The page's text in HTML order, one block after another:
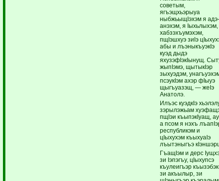
советым,
ягъэщхьэрыуа
ныбжьыщIэхэм я
анэхэм, я Iыхьлыхэм,
хабзэхъумэхэм,
пщIэшхуэ зиIэ
абы и лъэныкъуэкIэ
куэд дыдэ
яхузэфIэкIынущ.
жыпIэмэ, щытыкIэр
зыхуэдэм,
псэукIэм ахэр фIыуэ
щыгъуазэщ, — жеIэ
Анатолэ.
Илъэс куэдкIэ
зэрылэжьам
пщIэи къыпэкIуащ,
а псом я нэхъ
республикэм и
цIыхухэм къыхуаIэ
лъытэныгъэ
ГъащIэм и дерс
зи Iэпэгъу, цIыхупсэ
къулеигъэр
зи акъылыр, зи